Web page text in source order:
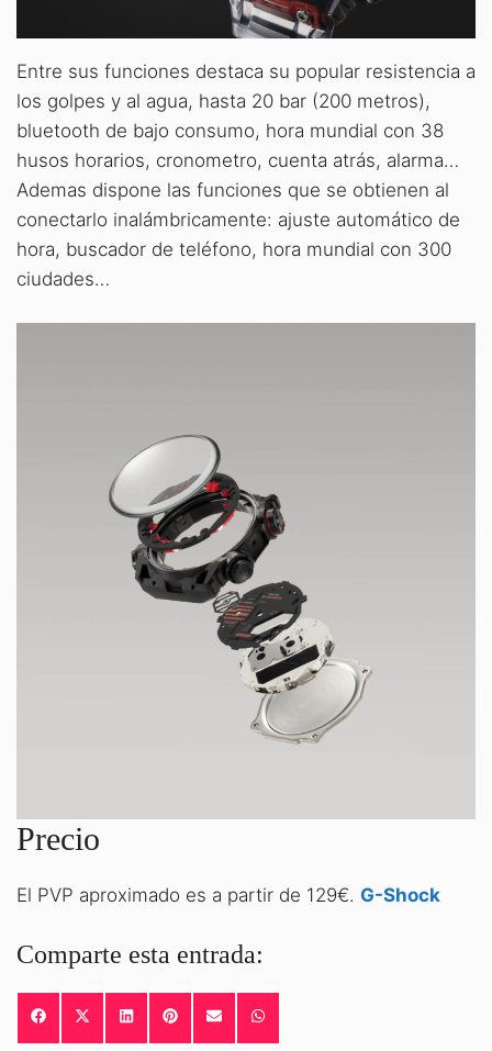
Entre sus funciones destaca su popular resistencia a
los golpes y al agua, hasta 20 bar (200 metros),
bluetooth de bajo consumo, hora mundial con 38
husos horarios, cronometro, cuenta atrás, alarma…
Ademas dispone las funciones que se obtienen al
conectarlo inalámbricamente: ajuste automático de
hora, buscador de teléfono, hora mundial con 300
ciudades…
Precio
El PVP aproximado es a partir de 129€. G-Shock
Comparte esta entrada:
COMPARTIR
EN
COMPARTIR
EN
COMPARTIR
EN
COMPARTIR
EN
COMPARTIR
EN
EN